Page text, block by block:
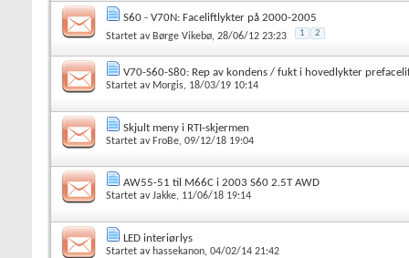
S60 - V70N: Faceliftlykter på 2000-2005
Startet av Børge Vikebø, 28/06/12 23:23 1 2
V70-S60-S80: Rep av kondens / fukt i hovedlykter
Startet av Morgis, 18/03/19 10:14
Skjult meny i RTI-skjermen
Startet av FroBe, 09/12/18 19:04
AW55-51 til M66C i 2003 S60 2.5T AWD
Startet avJakke, 11/06/18 19:14
LED interiørlys
Startet av hassekanon, 04/02/14 21:42